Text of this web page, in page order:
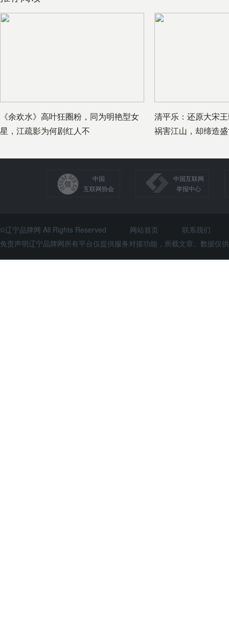
《余欢水》高叶狂圈粉，同为明艳型女
星，江疏影为何剧红人不
清平乐：还原大宋
祸害江山，却缔造
中国
互联网协会
中国互联网
举报中心
©辽宁品牌网 All Rights Reserved 网站首页
联系我们
免责声明辽宁品牌网所有平台仅提供服务对接功能，所载文章、数据